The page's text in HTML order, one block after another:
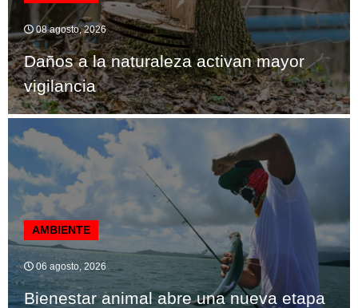
08 agosto, 2026
Daños a la naturaleza activan mayor
vigilancia
AMBIENTE
06 agosto, 2026
Bienestar animal abre una nueva etapa